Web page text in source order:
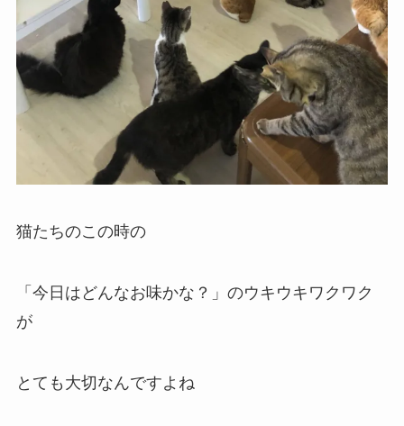
猫たちのこの時の
「今日はどんなお味かな？」のウキウキワクワク
が
とても大切なんですよね